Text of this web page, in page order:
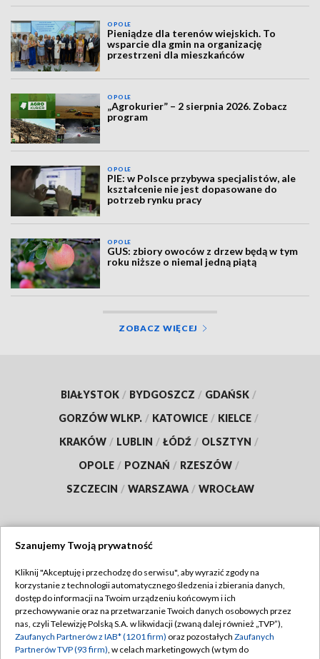
OPOLE
Pieniądze dla terenów wiejskich. To
wsparcie dla gmin na organizację
przestrzeni dla mieszkańców
OPOLE
„Agrokurier” – 2 sierpnia 2026. Zobacz
program
OPOLE
PIE: w Polsce przybywa specjalistów, ale
kształcenie nie jest dopasowane do
potrzeb rynku pracy
OPOLE
GUS: zbiory owoców z drzew będą w tym
roku niższe o niemal jedną piątą
ZOBACZ WIĘCEJ
BIAŁYSTOK / BYDGOSZCZ / GDAŃSK /
GORZÓW WLKP. / KATOWICE / KIELCE /
KRAKÓW / LUBLIN / ŁÓDŹ / OLSZTYN /
OPOLE / POZNAŃ / RZESZÓW /
SZCZECIN / WARSZAWA / WROCŁAW
TVP
Abonament TVP
Emisja w TVP
Regulamin TVP
Polityka prywatności
Szanujemy Twoją prywatność
Kliknij "Akceptuję i przechodzę do serwisu", aby wyrazić zgody na
korzystanie z technologii automatycznego śledzenia i zbierania danych,
dostęp do informacji na Twoim urządzeniu końcowym i ich
przechowywanie oraz na przetwarzanie Twoich danych osobowych przez
nas, czyli Telewizję Polską S.A. w likwidacji (zwaną dalej również „TVP”),
Zaufanych Partnerów z IAB* (1201 firm) oraz pozostałych Zaufanych
Partnerów TVP (93 firm), w celach marketingowych (w tym do